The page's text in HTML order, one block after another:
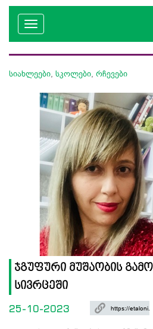
სიახლეები სკოლები რჩევები
ჯგუფური მუშაობის
სივრცეში
25-10-2023